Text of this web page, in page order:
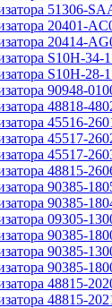
51306-
20401-
20414-
S10H-34-
S10H-28-
90948-
48818-
45516-
45517-
45517-
48815-
90385-
90385-
09305-
90385-
90385-
90385-
48815-
48815-